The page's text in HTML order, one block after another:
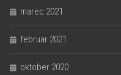
marec 2021
februar 2021
oktober 2020